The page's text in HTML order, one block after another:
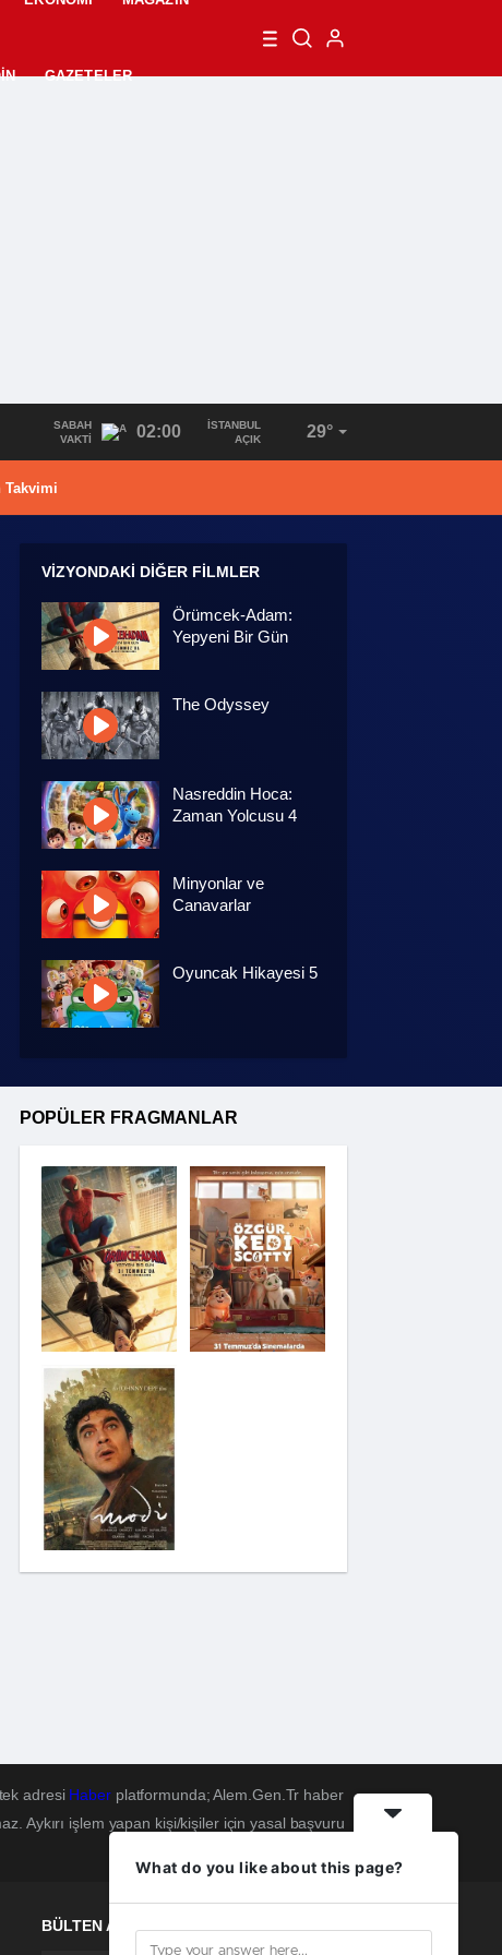
GAZETELER
SABAH
VAKTI
02:00
İSTANBUL
AÇIK
29°
Takvimi
VIZYONDAKI DIĞER FILMLER
Örümcek-Adam:
Yepyeni Bir Gün
The Odyssey
Nasreddin Hoca:
Zaman Yolcusu 4
Minyonlar ve
Canavarlar
Oyuncak Hikayesi 5
Hannas 3
Saplantı
Modi: Deliliğin
Kanadında Üç Gün
POPÜLER FRAGMANLAR
adresi Haberplatformunda; Alem.Gen.Tr haber
Aykırı işlem yapan kişi/kişiler için yasal başvuru
BÜLTEN ABONELİĞİ
What do you like about this page?